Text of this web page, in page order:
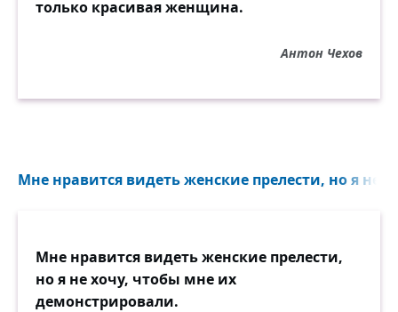
только красивая женщина.
Антон Чехов
Мне нравится видеть женские прелести, но я не
Мне нравится видеть женские прелести,
но я не хочу, чтобы мне их
демонстрировали.